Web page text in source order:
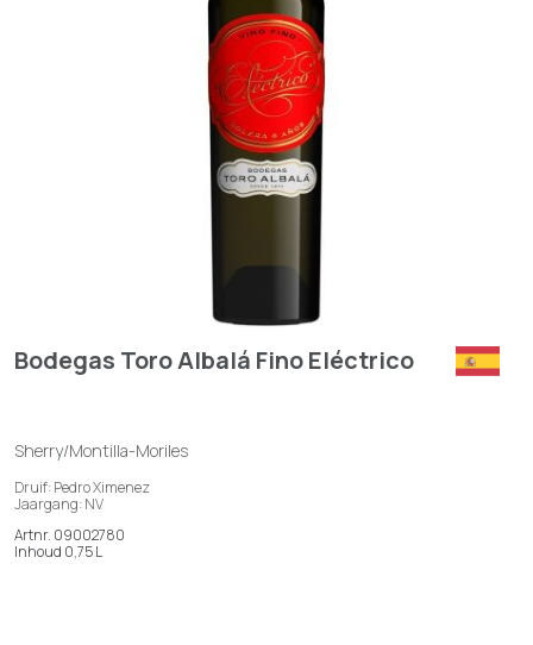
Bodegas Toro Albalá Fino Eléctrico
Sherry/Montilla-Moriles
Druif: Pedro Ximenez
Jaargang: NV
Artnr. 09002780
Inhoud 0,75 L